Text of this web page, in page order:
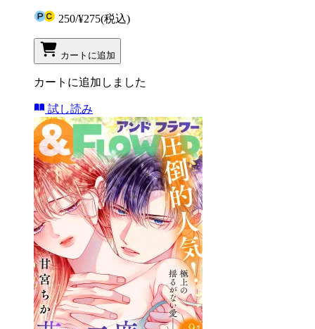
250/¥275(税込)
カートに追加
カートに追加しました
試し読み